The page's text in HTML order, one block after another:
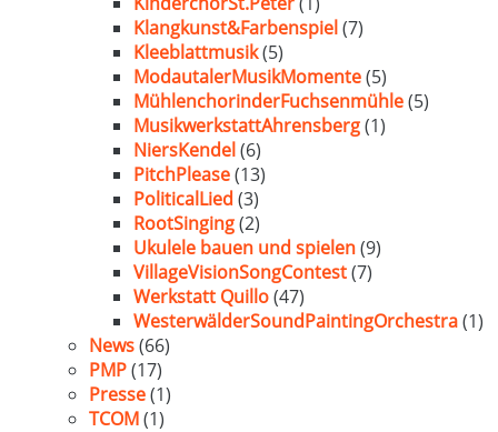
Klangkunst&Farbenspiel(7)
Kleeblattmusik(5)
ModautalerMusikMomente(5)
MühlenchorinderFuchsenmühle(5)
MusikwerkstattAhrensberg(1)
NiersKendel(6)
PitchPlease(13)
PoliticalLied (3)
RootSinging(2)
Ukulele bauen und spielen(9)
VillageVisionSongContest(7)
Werkstatt Quillo(47)
WesterwälderSoundPaintingOrchestra(1)
News(66)
PMP(17)
Presse(1)
TCOM(1)